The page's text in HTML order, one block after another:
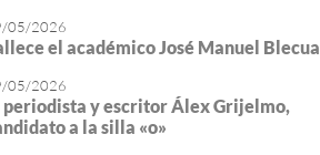
05/2026
el académico José Manuel Blecua
05/2026
periodista y escritor Álex Grijelmo,
a la silla «o»